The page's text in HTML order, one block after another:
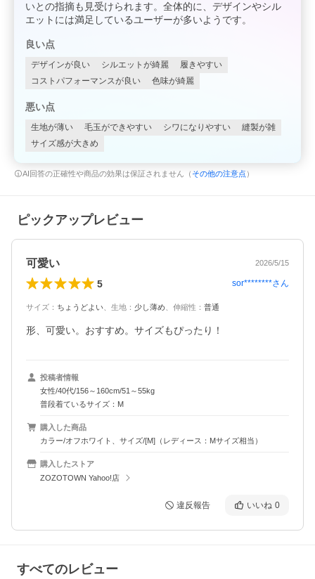
いとの指摘も見受けられます。全体的に、デザインやシル
エットには満足しているユーザーが多いようです。
良い点
デザインが良い シルエットが綺麗
履きやすい
コストパフォーマンスが良い
色味が綺麗
悪い点
生地が薄い 毛玉ができやすい シワになりやすい
縫製が雑
サイズ感が大きめ
AI回答の正確性や商品の効果は保証されません（ その他の注意点 ）
ピックアップレビュー
可愛い 2026/5/15
5 sor********さん
サイズ ： ちょうどよい 生地 ： 少し薄め 伸縮性 ： 普通
形、可愛い。おすすめ。サイズもぴったり！
投稿者情報
女性/40代/156～160cm/51～55kg
普段着ているサイズ：M
購入した商品
カラー/オフホワイト、サイズ/[M]（レディース：Mサイズ相当）
購入したストア
ZOZOTOWN Yahoo!店
違反報告 いいね 0
すべてのレビュー